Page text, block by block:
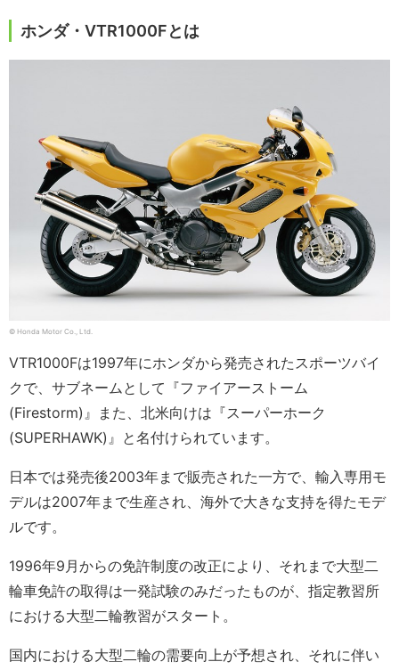
ホンダ・VTR1000Fとは
© Honda Motor Co., Ltd.
VTR1000Fは1997年にホンダから発売されたスポーツバイ
クで、サブネームとして『ファイアーストーム
(Firestorm)』また、北米向けは『スーパーホーク
(SUPERHAWK)』と名付けられています。
日本では発売後2003年まで販売された一方で、輸入専用モ
デルは2007年まで生産され、海外で大きな支持を得たモデ
ルです。
1996年9月からの免許制度の改正により、それまで大型二
輪車免許の取得は一発試験のみだったものが、指定教習所
における大型二輪教習がスタート。
国内における大型二輪の需要向上が予想され、それに伴い